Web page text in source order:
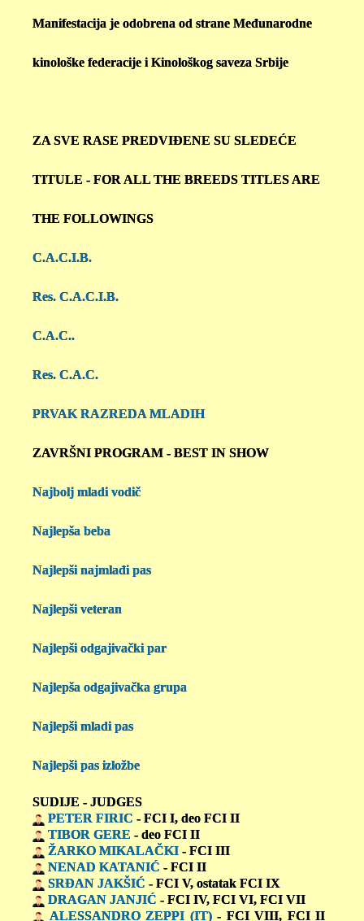
Manifestacija je odobrena od strane Međunarodne
kinološke federacije i Kinološkog saveza Srbije
ZA SVE RASE PREDVIĐENE SU SLEDEĆE
TITULE - FOR ALL THE BREEDS TITLES ARE
THE FOLLOWINGS
C.A.C.I.B.
Res. C.A.C.I.B.
C.A.C..
Res. C.A.C.
PRVAK RAZREDA MLADIH
ZAVRŠNI PROGRAM - BEST IN SHOW
Najbolj mladi vodič
Najlepša beba
Najlepši najmlađi pas
Najlepši veteran
Najlepši odgajivački par
Najlepša odgajivačka grupa
Najlepši mladi pas
Najlepši pas izložbe
SUDIJE - JUDGES
PETER FIRIC - FCI I, deo FCI II
TIBOR GERE - deo FCI II
ŽARKO MIKALAČKI - FCI III
NENAD KATANIĆ - FCI II
SRĐAN JAKŠIĆ - FCI V, ostatak FCI IX
DRAGAN JANJIĆ - FCI IV, FCI VI, FCI VII
ALESSANDRO ZEPPI (IT) - FCI VIII, FCI II